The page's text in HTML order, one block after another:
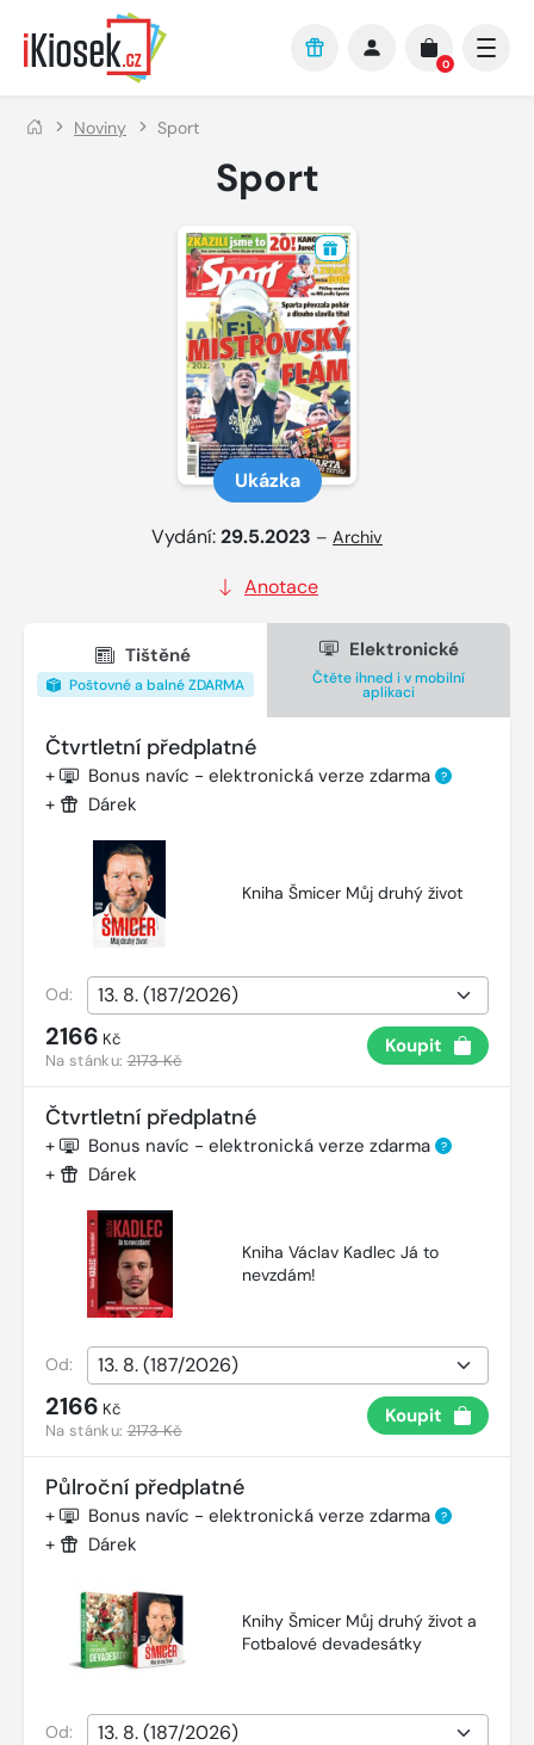
Přejít na hlavní obsah
0
Noviny Sport
Sport
Ukázka
Vydání:29.5.2023 – Archiv
Anotace
Tištěné
Poštovné a balné ZDARMA
Elektronické
Čtěte ihned i v mobilní
aplikaci
Čtvrtletní předplatné
+ Bonus navíc - elektronická verze zdarma ?
+ Dárek
Kniha Šmicer Můj druhý život
Od:
2166 Kč
Na stánku:2173 Kč
Koupit
Čtvrtletní předplatné
+ Bonus navíc - elektronická verze zdarma ?
+ Dárek
Kniha Václav Kadlec Já to
nevzdám!
Od:
2166 Kč
Na stánku:2173 Kč
Koupit
Půlroční předplatné
+ Bonus navíc - elektronická verze zdarma ?
+ Dárek
Knihy Šmicer Můj druhý život a
Fotbalové devadesátky
Od: